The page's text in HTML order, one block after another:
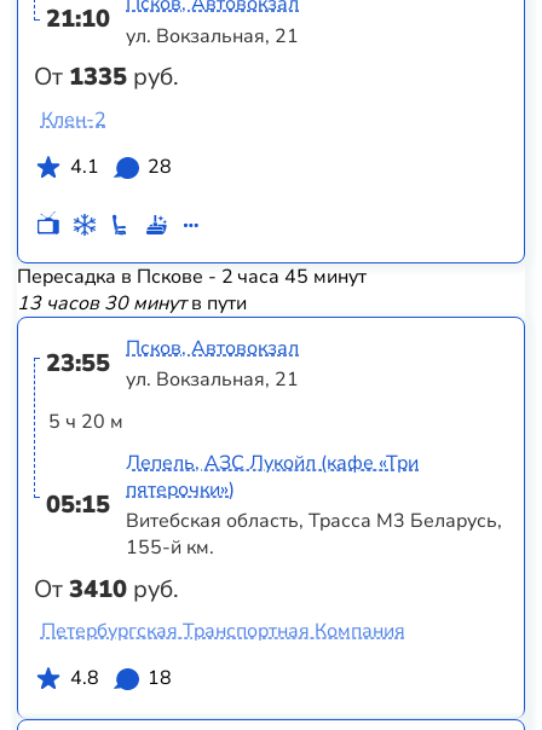
21:10
От 1335 руб.
ул. Вокзальная, 21
Клен-2
4.1
28
Пересадка в Пскове - 2 часа 45 минут
13 часов 30 минутв пути
23:55
5 ч 20 м
05:15
От3410 руб.
Псков, Автовокзал
ул. Вокзальная, 21
Лепель, АЗС Лукойл (кафе «Три
пятерочки»)
Витебская область, Трасса M3 Беларусь,
155-й км.
Петербургская Транспортная Компания
4.8
18